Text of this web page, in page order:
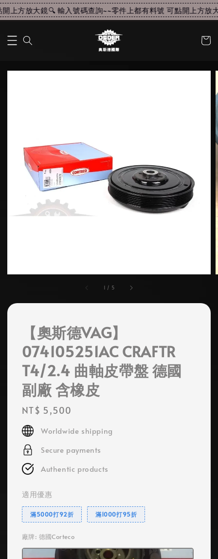
上方放大鏡🔍 輸入號碼查詢~~零件上都有料號 可點開上方放
1 / 5
【奧斯德VAG】
074105251AC CRAFTR
T4/2.4 曲軸皮帶盤 德國
副廠 含橡皮
Regular
price
NT$ 5,500
Worldwide shipping
Secure payments
Authentic products
適用優惠
滿5000打92折 滿1000打95折
廠牌: 德國Corteco